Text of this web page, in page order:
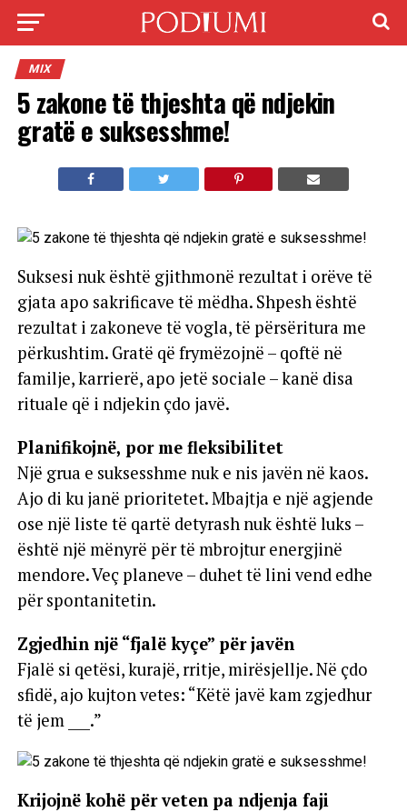
MIX
5 zakone të thjeshta që ndjekin
gratë e suksesshme!
Suksesi nuk është gjithmonë rezultat i orëve të
gjata apo sakrificave të mëdha. Shpesh është
rezultat i zakoneve të vogla, të përsëritura me
përkushtim. Gratë që frymëzojnë – qoftë në
familje, karrierë, apo jetë sociale – kanë disa
rituale që i ndjekin çdo javë.
Planifikojnë, por me fleksibilitet
Një grua e suksesshme nuk e nis javën në kaos.
Ajo di ku janë prioritetet. Mbajtja e një agjende
ose një liste të qartë detyrash nuk është luks –
është një mënyrë për të mbrojtur energjinë
mendore. Veç planeve – duhet të lini vend edhe
për spontanitetin.
Zgjedhin një “fjalë kyçe” për javën
Fjalë si qetësi, kurajë, rritje, mirësjellje. Në çdo
sfidë, ajo kujton vetes: “Këtë javë kam zgjedhur
të jem ___.”
Krijojnë kohë për veten pa ndjenja faji